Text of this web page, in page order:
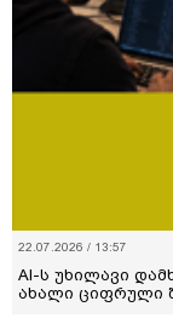
22.07.2026 / 13:57
AI-ს უხილავი
ახალი ციფრული